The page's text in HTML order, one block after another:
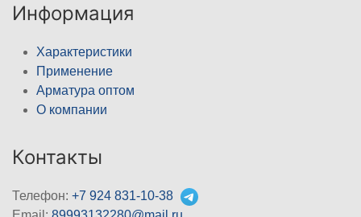
Информация
Характеристики
Применение
Арматура оптом
О компании
Контакты
Телефон: +7 924 831-10-38